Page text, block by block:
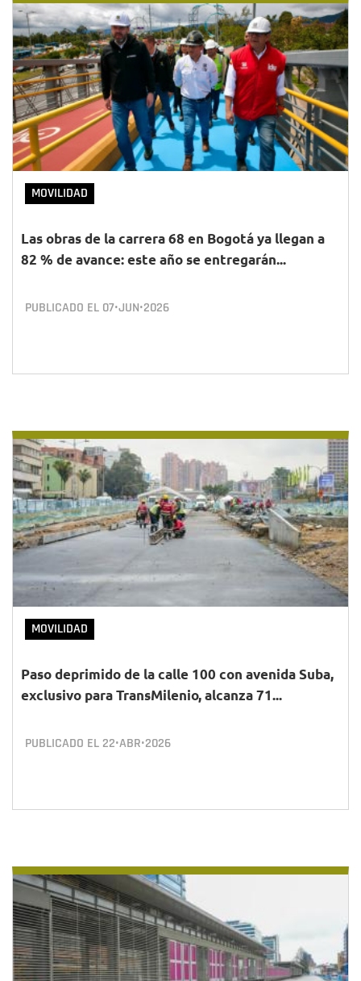
MOVILIDAD
Las obras de la carrera 68 en Bogotá ya llegan a
82 % de avance: este año se entregarán...
PUBLICADO EL 07•JUN•2026
MOVILIDAD
Paso deprimido de la calle 100 con avenida Suba,
exclusivo para TransMilenio, alcanza 71...
PUBLICADO EL 22•ABR•2026